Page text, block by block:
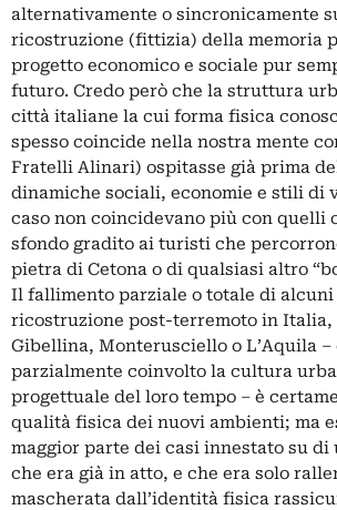
alternativamente o sincronicamente
ricostruzione (fittizia) della memoria
progetto economico e sociale pur
futuro. Credo però che la struttura
città italiane la cui forma fisica
spesso coincide nella nostra mente
Fratelli Alinari) ospitasse già prima
dinamiche sociali, economie e stili di
caso non coincidevano più con quelli
sfondo gradito ai turisti che
pietra di Cetona o di qualsiasi altro
Il fallimento parziale o totale di
ricostruzione post-terremoto in Italia,
Gibellina, Monterusciello o L’Aquila –
parzialmente coinvolto la cultura
progettuale del loro tempo – è
qualità fisica dei nuovi ambienti; ma
maggior parte dei casi innestato su di
che era già in atto, e che era solo
mascherata dall’identità fisica